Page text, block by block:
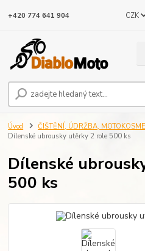
CZK
+420 774 641 904
Úvod ČIŠTĚNÍ, ÚDRŽBA,
Dílenské ubrousky utěrky 2 role 500 ks
Dílenské
500 ks